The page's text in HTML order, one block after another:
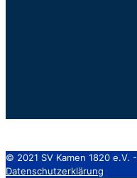
© 2021 SV Kamen 1820 e.V. -
Datenschutzerklärung